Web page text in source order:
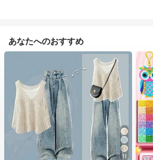
あなたへのおすすめ
11